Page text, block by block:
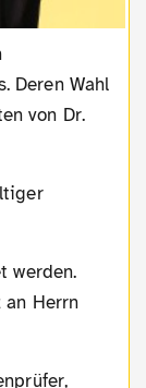
Deren Wahl
von Dr.
werden.
an Herrn